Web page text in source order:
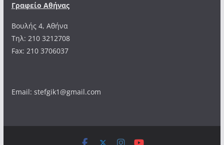
Γραφείο Αθήνας
Βουλής 4, Αθήνα
Τηλ: 210 3212708
Fax: 210 3706037
Email: stefgik1@gmail.com